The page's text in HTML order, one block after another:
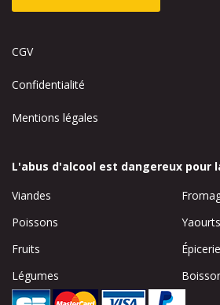
CGV
Confidentialité
Mentions légales
L'abus d'alcool est dangereux pour
Viandes
Poissons
Fruits
Légumes
Yaourts
Épicerie